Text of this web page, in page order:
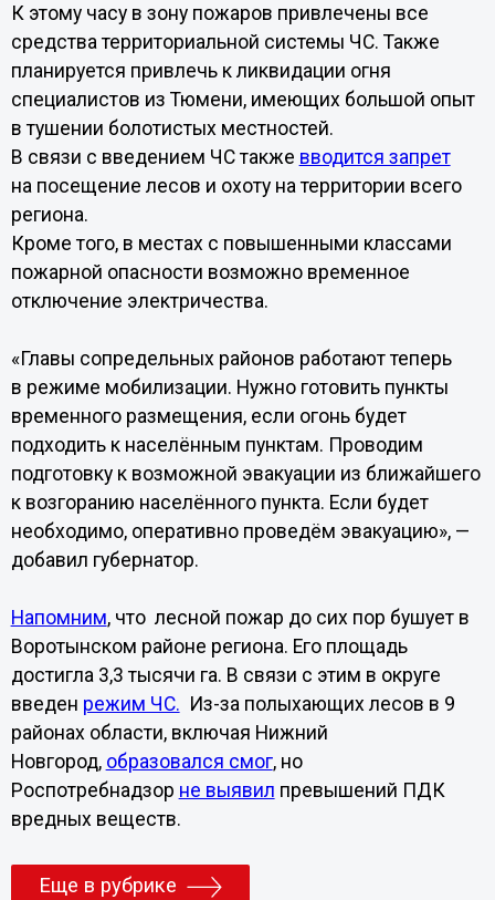
К этому часу в зону пожаров привлечены все
средства территориальной системы ЧС. Также
планируется привлечь к ликвидации огня
специалистов из Тюмени, имеющих большой опыт
в тушении болотистых местностей.
В связи с введением ЧС также вводится запрет
на посещение лесов и охоту на территории всего
региона.
Кроме того, в местах с повышенными классами
пожарной опасности возможно временное
отключение электричества.
«Главы сопредельных районов работают теперь
в режиме мобилизации. Нужно готовить пункты
временного размещения, если огонь будет
подходить к населённым пунктам. Проводим
подготовку к возможной эвакуации из ближайшего
к возгоранию населённого пункта. Если будет
необходимо, оперативно проведём эвакуацию», —
добавил губернатор.
Напомним, что лесной пожар до сих пор бушует в
Воротынском районе региона. Его площадь
достигла 3,3 тысячи га. В связи с этим в округе
введен режим ЧС. Из-за полыхающих лесов в 9
районах области, включая Нижний
Новгород, образовался смог, но
Роспотребнадзор не выявил превышений ПДК
вредных веществ.
Еще в рубрике